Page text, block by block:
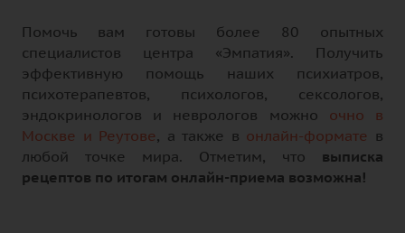
Помочь вам готовы более 80 опытных
специалистов центра «Эмпатия». Получить
эффективную помощь наших психиатров,
психотерапевтов, психологов, сексологов,
эндокринологов и неврологов можно очно в
Москве и Реутове, а также в онлайн-формате в
любой точке мира. Отметим, что выписка
рецептов по итогам онлайн-приема возможна!